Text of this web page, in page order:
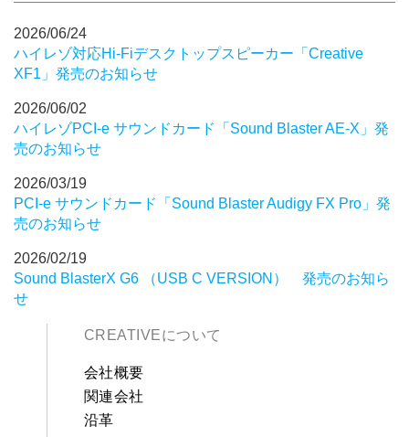
2026/06/24
ハイレゾ対応Hi-Fiデスクトップスピーカー「Creative
XF1」発売のお知らせ
2026/06/02
ハイレゾPCI-e サウンドカード「Sound Blaster AE-X」発
売のお知らせ
2026/03/19
PCI-e サウンドカード「Sound Blaster Audigy FX Pro」発
売のお知らせ
2026/02/19
Sound BlasterX G6 （USB C VERSION） 発売のお知ら
せ
CREATIVEについて
会社概要
関連会社
沿革